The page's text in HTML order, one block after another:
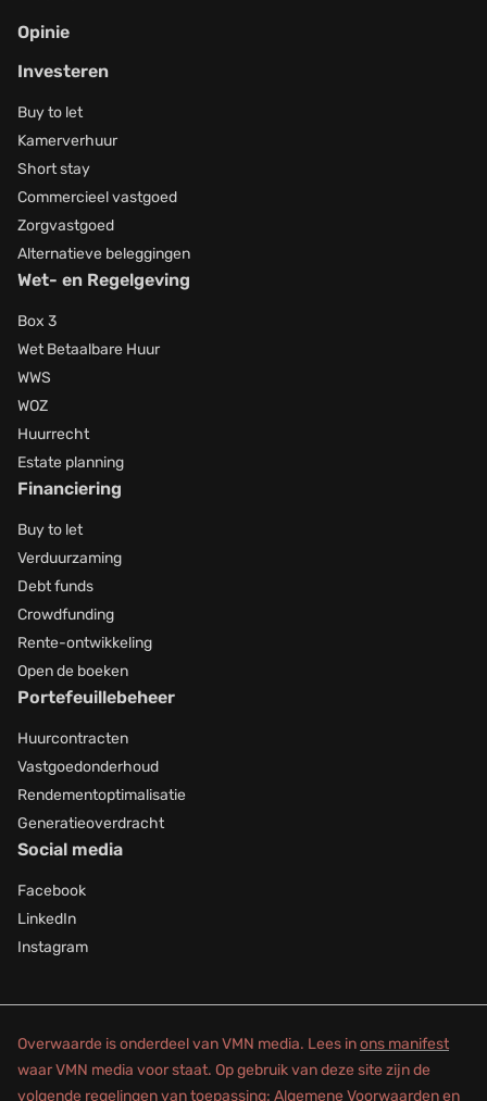
Opinie
Investeren
Buy to let
Kamerverhuur
Short stay
Commercieel vastgoed
Zorgvastgoed
Alternatieve beleggingen
Wet- en Regelgeving
Box 3
Wet Betaalbare Huur
WWS
WOZ
Huurrecht
Estate planning
Financiering
Buy to let
Verduurzaming
Debt funds
Crowdfunding
Rente-ontwikkeling
Open de boeken
Portefeuillebeheer
Huurcontracten
Vastgoedonderhoud
Rendementoptimalisatie
Generatieoverdracht
Social media
Facebook
LinkedIn
Instagram
Overwaarde is onderdeel van VMN media. Lees inons manifest
waar VMN media voor staat. Op gebruik van deze site zijn de
volgende regelingen van toepassing: Algemene Voorwaardenen